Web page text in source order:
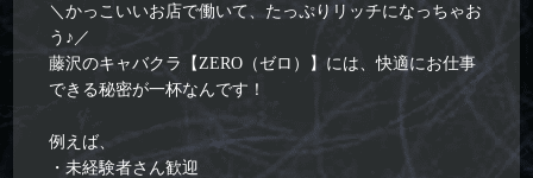
＼かっこいいお店で働いて、たっぷりリッチになっちゃお
う♪／
藤沢のキャバクラ【ZERO（ゼロ）】には、快適にお仕事
できる秘密が一杯なんです！
例えば、
・未経験者さん歓迎